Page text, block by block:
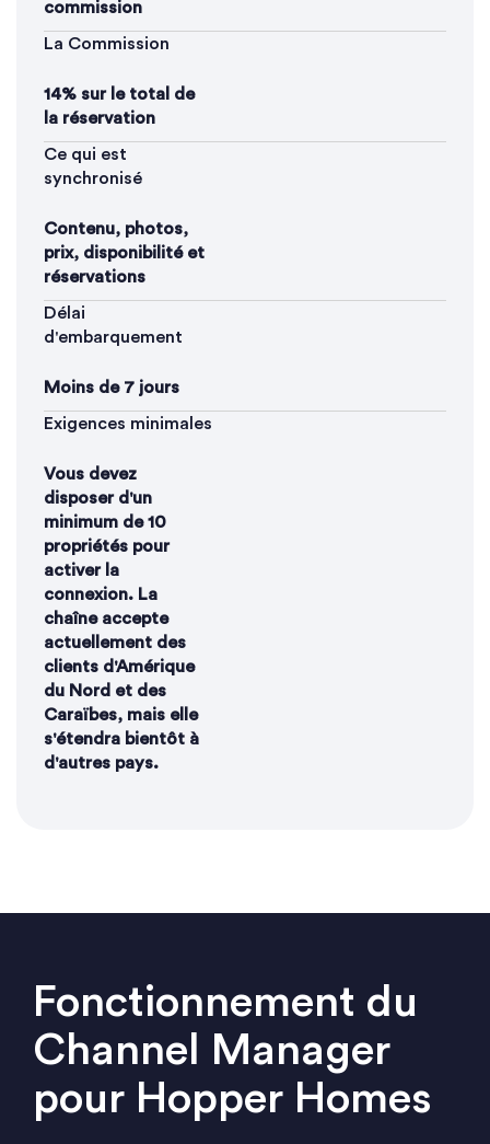
commission
La Commission
14% sur le total de
la réservation
Ce qui est
synchronisé
Contenu, photos,
prix, disponibilité et
réservations
Délai
d'embarquement
Moins de 7 jours
Exigences minimales
Vous devez
disposer d'un
minimum de 10
propriétés pour
activer la
connexion. La
chaîne accepte
actuellement des
clients d'Amérique
du Nord et des
Caraïbes, mais elle
s'étendra bientôt à
d'autres pays.
Fonctionnement du
Channel Manager
pour Hopper Homes